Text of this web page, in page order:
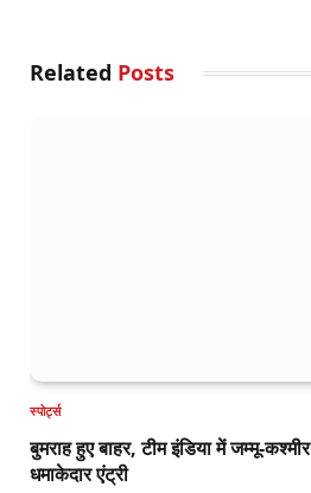
Related Posts
स्पोर्ट्स
बुमराह हुए बाहर, टीम इंडिया में जम्मू-
धमाकेदार एंट्री